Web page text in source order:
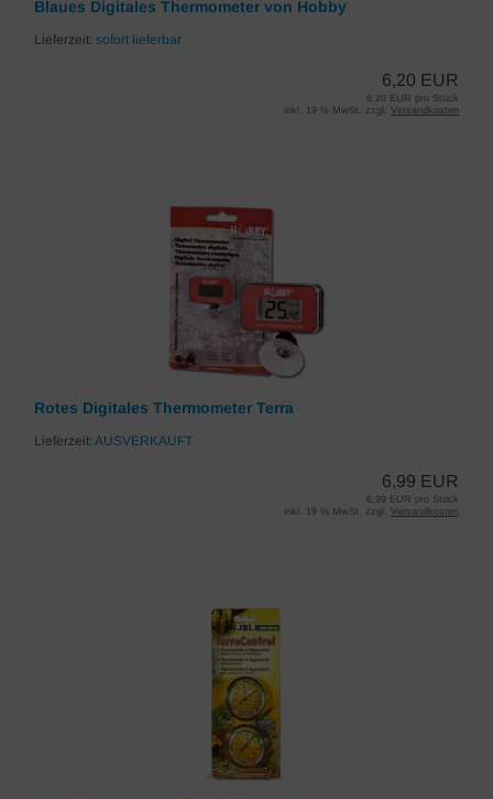
Blaues Digitales Thermometer von Hobby
Lieferzeit: sofort lieferbar
6,20 EUR
6,20 EUR pro Stück
inkl. 19 % MwSt. zzgl. Versandkosten
Rotes Digitales Thermometer Terra
Lieferzeit: AUSVERKAUFT
6,99 EUR
6,99 EUR pro Stück
inkl. 19 % MwSt. zzgl. Versandkosten